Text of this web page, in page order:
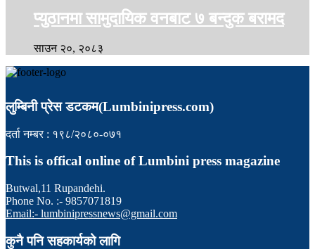
प्युठानमा सामुदायिक वनबाट ७ बन्दुक बरामद
साउन २०, २०८३
लुम्बिनी प्रेस डटकम(Lumbinipress.com)
दर्ता नम्बर : १९८/२०८०-०७१
This is offical online of Lumbini press magazine
Butwal,11 Rupandehi.
Phone No. :- 9857071819
Email:- lumbinipressnews@gmail.com
कुनै पनि सहकार्यको लागि